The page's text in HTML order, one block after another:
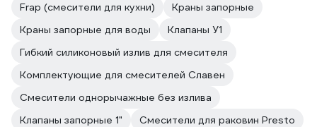
Frap (смесители для кухни)
Краны запорные
Краны запорные для воды
Клапаны У1
Гибкий силиконовый излив для смесителя
Комплектующие для смесителей Славен
Смесители однорычажные без излива
Клапаны запорные 1"
Смесители для раковин Presto